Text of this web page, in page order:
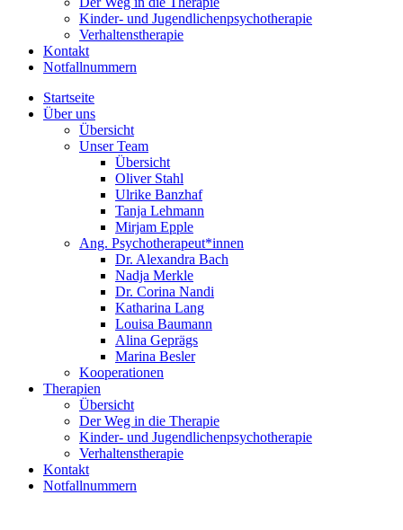
Kinder- und Jugendlichenpsychotherapie
Verhaltenstherapie
Kontakt
Notfallnummern
Startseite
Über uns
Übersicht
Unser Team
Übersicht
Oliver Stahl
Ulrike Banzhaf
Tanja Lehmann
Mirjam Epple
Ang. Psychotherapeut*innen
Dr. Alexandra Bach
Nadja Merkle
Dr. Corina Nandi
Katharina Lang
Louisa Baumann
Alina Geprägs
Marina Besler
Kooperationen
Therapien
Übersicht
Der Weg in die Therapie
Kinder- und Jugendlichenpsychotherapie
Verhaltenstherapie
Kontakt
Notfallnummern